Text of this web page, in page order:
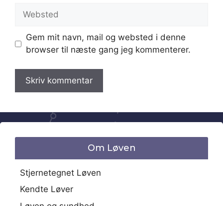
Websted
Gem mit navn, mail og websted i denne
browser til næste gang jeg kommenterer.
Om Løven
Stjernetegnet Løven
Kendte Løver